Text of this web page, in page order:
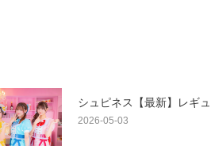
シュピネス【最新】レギ
2026-05-03